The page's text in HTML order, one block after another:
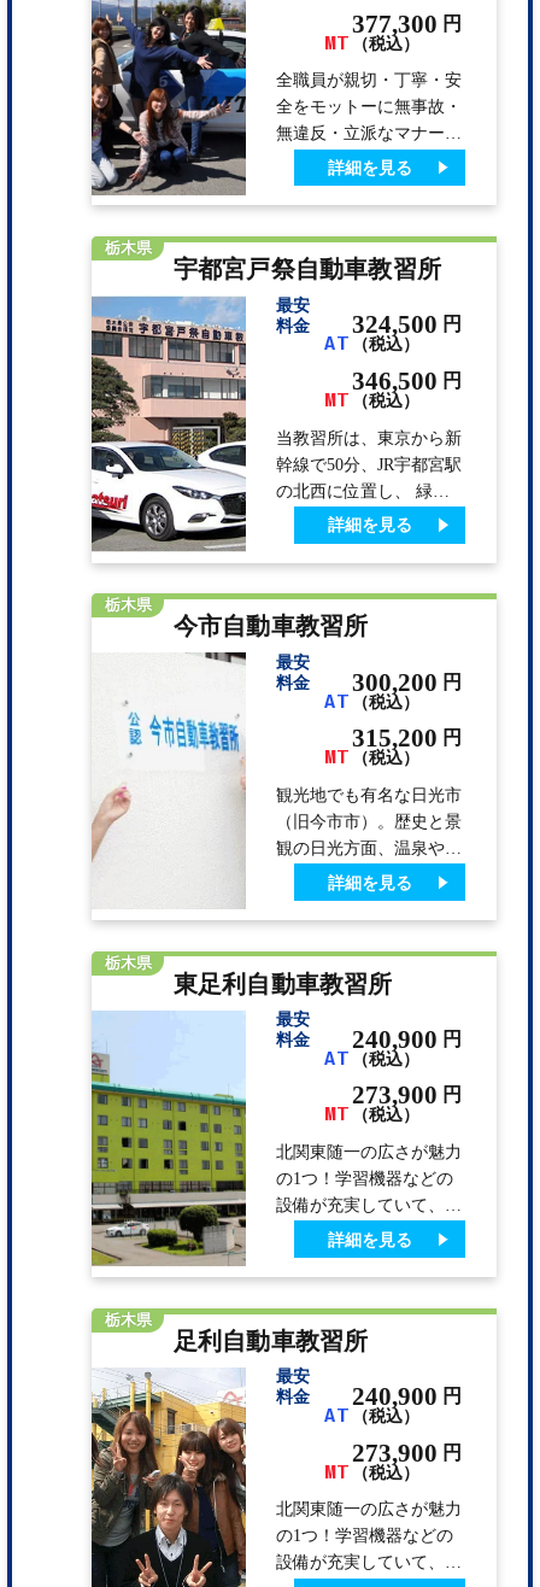
歩5分圏内で、授業の空
き時間は部屋に戻って過
ごすことも可能です。
また、近隣にはディスカ
ウントストアーや、カラ
オケ、和風レストラン、
ドラックストア等もあり
MT
377,300 円
（税込）
全職員が親切・丁寧・安
全をモットーに無事故・
無違反・立派なマナーを
備えた優秀なドライバー
の養成に努めています。
学校のスタッフもホテル
のスタッフも、皆様の快
適を重視。ホテルの料理
長がコスト度外視で腕を
振るう夕食も好評です
よ。 ホテル周辺施設充
実！スーパー、銀行等徒
歩1～2 分です。
詳細を見る
栃木県
宇都宮戸祭自動車教習所
最安
料金
AT
324,500 円
（税込）
MT
346,500 円
（税込）
当教習所は、東京から新
幹線で50分、JR宇都宮駅
の北西に位置し、 緑豊
かな環境の中『親切』
『丁寧』をモットーに予
定期間にて皆様が卒業で
きるよう職員一同応援致
します。
詳細を見る
栃木県
今市自動車教習所
最安
料金
AT
300,200 円
（税込）
MT
315,200 円
（税込）
観光地でも有名な日光市
（旧今市市）。歴史と景
観の日光方面、温泉やテ
ーマパークで有名な鬼怒
川方面にもアクセス可
能。教習所近くにはショ
ッピングモールやたくさ
んのお店があり生活便利
です。コンビニ・スーパ
ー・ドラッグ・飲食はも
ちろん、家電・100 均な
ども。 ◎広いコースで
早い上達。親切・丁寧は
もちろんのこと、職員一
同アットホームな雰囲気
で教習生の一生無事故を
目指し指導します。
詳細を見る
栃木県
東足利自動車教習所
最安
料金
AT
240,900 円
（税込）
MT
273,900 円
（税込）
北関東随一の広さが魅力
の1つ！学習機器などの
設備が充実していて、教
習所内にも娯楽施設があ
ります。 足利自動車教
習所は、広いコースでの
びのび教習できます。
東足利自動車教習所は、
普通車と自動二輪が、そ
れぞれ専用コースなの
で、安心です。 フリー
タイムには、温泉・観
光・アミューズメントス
ポットもあり教習以外も
充実しています。 館内
レストランの食事はとて
も美味しいと好評です。
詳細を見る
栃木県
足利自動車教習所
最安
料金
AT
240,900 円
（税込）
MT
273,900 円
（税込）
北関東随一の広さが魅力
の1つ！学習機器などの
設備が充実していて、教